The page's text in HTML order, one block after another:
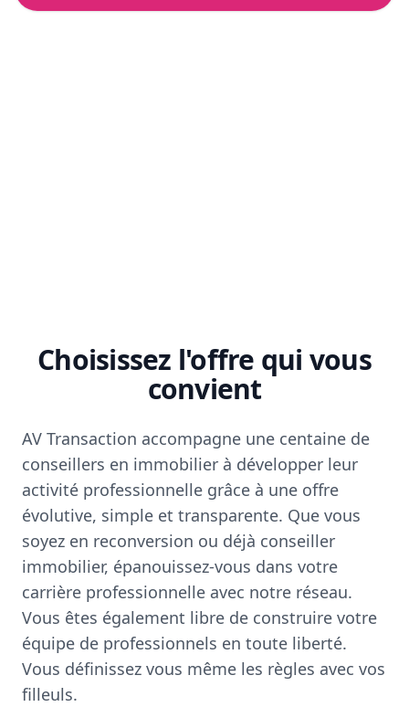
Choisissez l'offre qui vous
convient
AV Transaction accompagne une centaine de
conseillers en immobilier à développer leur
activité professionnelle grâce à une offre
évolutive, simple et transparente. Que vous
soyez en reconversion ou déjà conseiller
immobilier, épanouissez-vous dans votre
carrière professionnelle avec notre réseau.
Vous êtes également libre de construire votre
équipe de professionnels en toute liberté.
Vous définissez vous même les règles avec vos
filleuls.